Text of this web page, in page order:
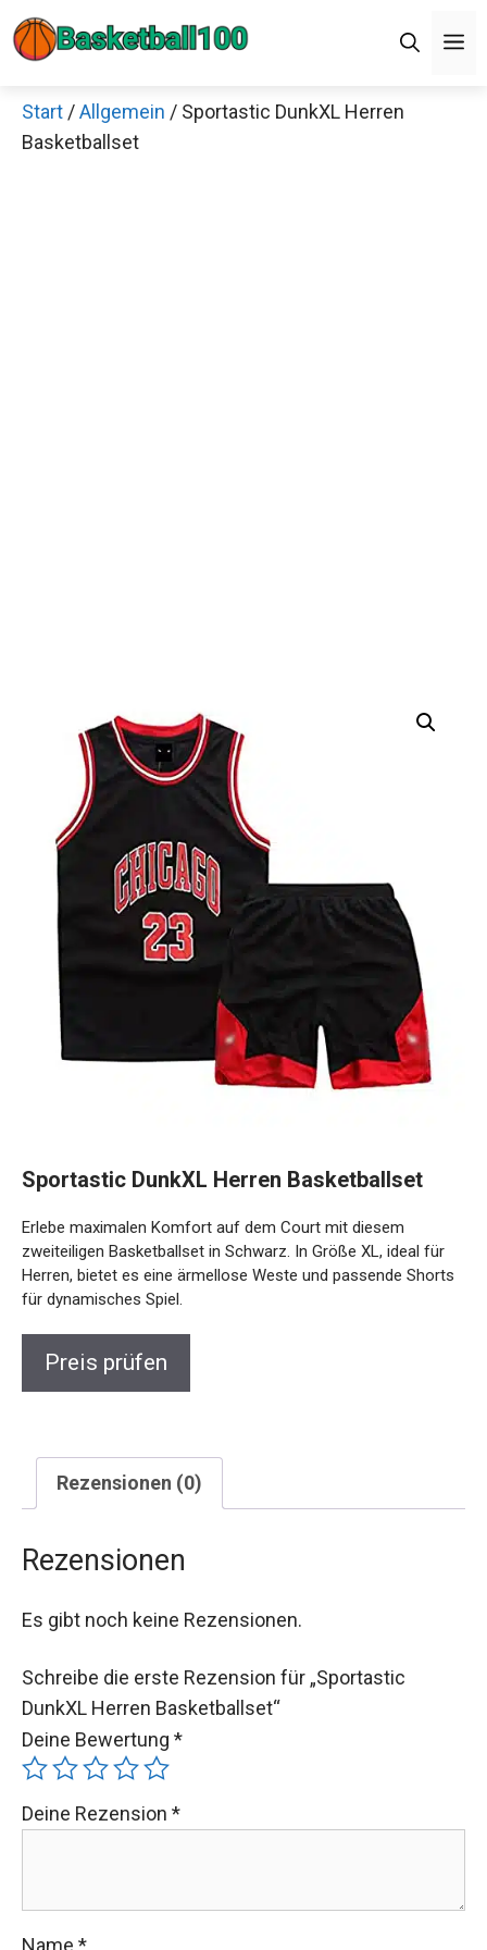
Zum
Inhalt
Start /Allgemein / Sportastic DunkXL Herren
Basketballset
Sportastic DunkXL Herren Basketballset
Erlebe maximalen Komfort auf dem Court mit diesem
zweiteiligen Basketballset in Schwarz. In Größe XL, ideal für
Herren, bietet es eine ärmellose Weste und passende Shorts
für dynamisches Spiel.
Preis prüfen
Rezensionen (0)
Rezensionen
Es gibt noch keine Rezensionen.
Schreibe die erste Rezension für „Sportastic
DunkXL Herren Basketballset“
Deine Bewertung *
Deine Rezension *
Name *